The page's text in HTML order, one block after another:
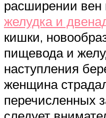
расширении
желудка и
кишки,
пищевода и
наступления
женщина
перечисленных